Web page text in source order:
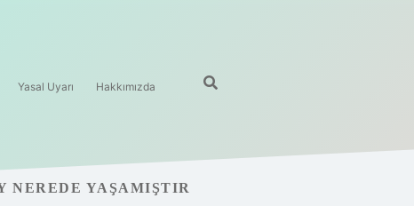
Yasal Uyarı Hakkımızda
NEREDE YAŞAMIŞTIR